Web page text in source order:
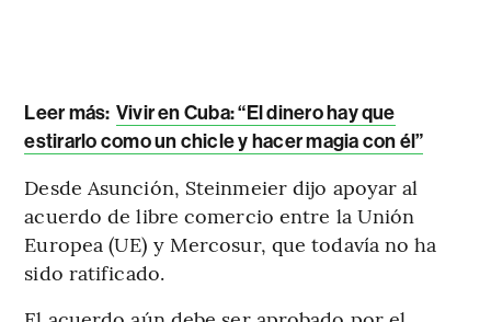
Leer más: Vivir en Cuba: “El dinero hay que
estirarlo como un chicle y hacer magia con él”
Desde Asunción, Steinmeier dijo apoyar al
acuerdo de libre comercio entre la Unión
Europea (UE) y Mercosur, que todavía no ha
sido ratificado.